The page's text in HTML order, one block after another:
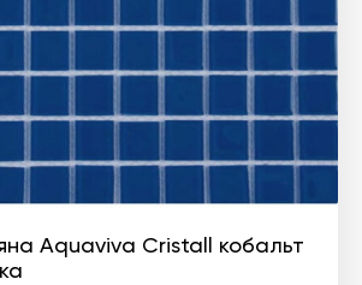
Aquaviva Сristall кобальт